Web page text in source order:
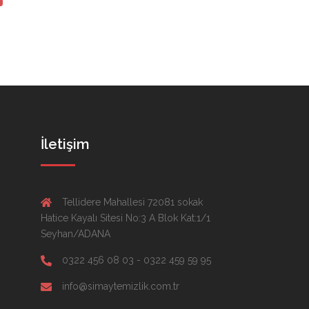
İletişim
Tellidere Mahallesi 72081 sokak
Hatice Kayalı Sitesi No:3 A Blok Kat:1/1
Seyhan/ADANA
0322 456 08 03 - 0322 459 59 95
info@simaytemizlik.com.tr